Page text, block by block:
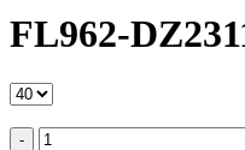
FL962-
-